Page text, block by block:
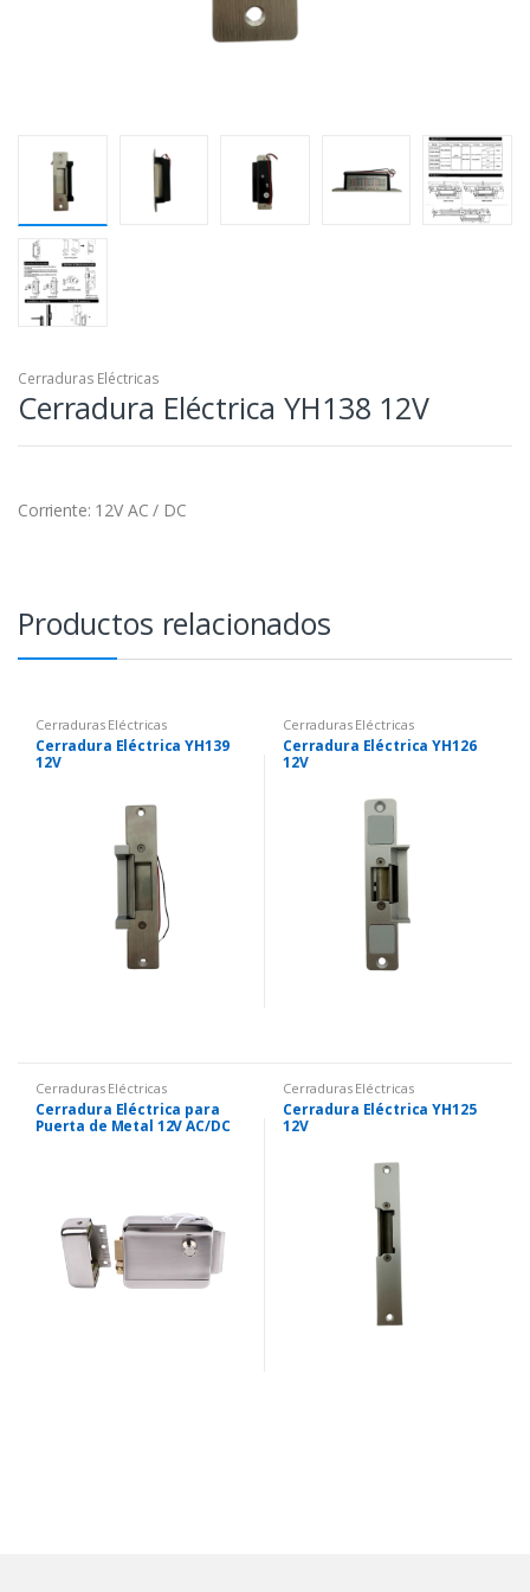
Cerraduras Eléctricas
Cerradura Eléctrica YH138 12V
Corriente: 12V AC / DC
Productos relacionados
Cerraduras Eléctricas
Cerradura Eléctrica YH139
12V
Cerraduras Eléctricas
Cerradura Eléctrica YH126
12V
Cerraduras Eléctricas
Cerradura Eléctrica para
Puerta de Metal 12V AC/DC
Cerraduras Eléctricas
Cerradura Eléctrica YH125
12V